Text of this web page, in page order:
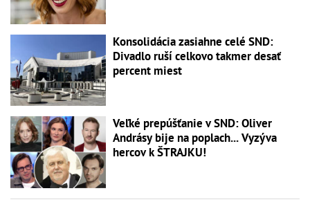
Konsolidácia zasiahne celé SND:
Divadlo ruší celkovo takmer desať
percent miest
Veľké prepúšťanie v SND: Oliver
Andrásy bije na poplach... Vyzýva
hercov k ŠTRAJKU!